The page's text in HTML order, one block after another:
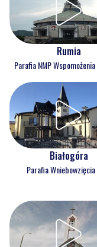
Rumia
Parafia NMP
Białogóra
Parafia Wniebowzięcia